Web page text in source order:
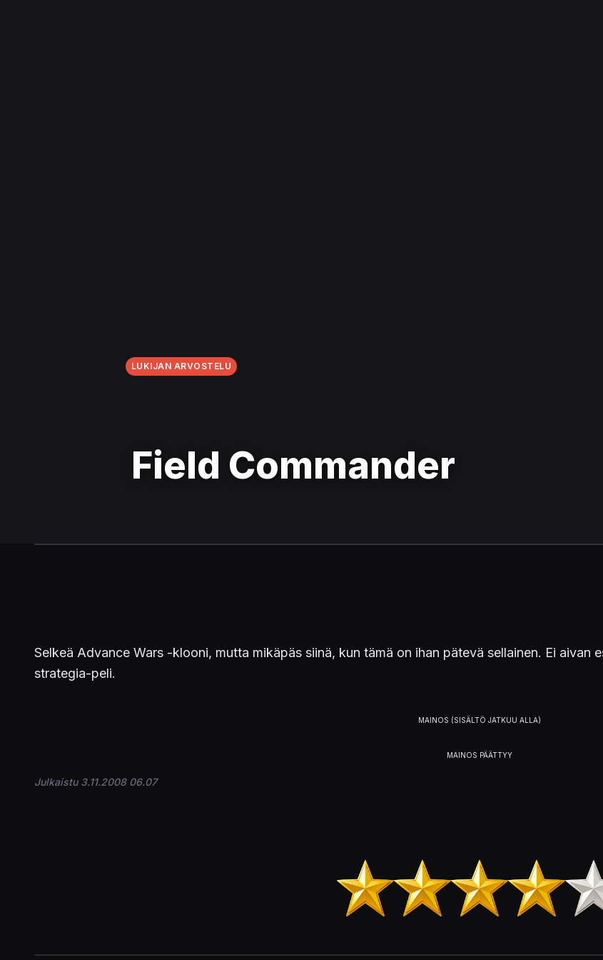
LUKIJAN ARVOSTELU
Field Commander
Selkeä Advance Wars -klooni, mutta mikäpäs siinä, kun tämä on ihan pätevä sellainen. Ei aivan
strategia-peli.
Julkaistu 3.11.2008 06.07